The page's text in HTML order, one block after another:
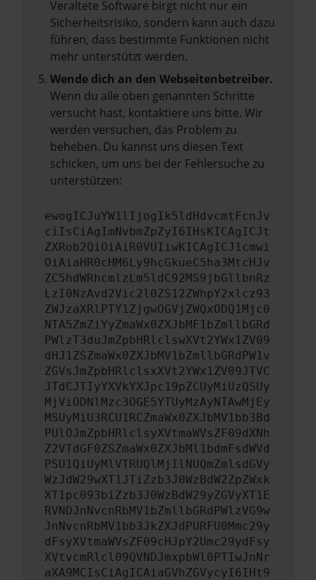
Veraltete Software birgt nicht nur ein
Sicherheitsrisiko, sondern kann auch dazu
führen, dass bestimmte Funktionen nicht
mehr unterstützt werden.
Wende dich an den Webseitenbetreiber.
Wenn du alle oben genannten Schritte
versucht hast, kontaktiere uns bitte. Wir
werden versuchen, das Problem zu
beheben. Du kannst uns diesen Text
schicken, um uns bei der Fehlersuche zu
unterstützen:
ewogICJuYW1lIjogIk5ldHdvcmtFcnJv
ciIsCiAgImNvbmZpZyI6IHsKICAgICJt
ZXRob2QiOiAiR0VUIiwKICAgICJ1cmwi
OiAiaHR0cHM6Ly9hcGkueC5ha3MtcHJv
ZC5hdWRhcmlzLm5ldC92MS9jbGllbnRz
LzI0NzAvd2Vic2l0ZS12ZWhpY2xlcz93
ZWJzaXRlPTY1ZjgwOGVjZWQxODQ1Mjc0
NTA5ZmZiYyZmaWx0ZXJbMF1bZmllbGRd
PWlzT3duJmZpbHRlclswXVt2YWx1ZV09
dHJ1ZSZmaWx0ZXJbMV1bZmllbGRdPW1v
ZGVsJmZpbHRlclsxXVt2YWx1ZV09JTVC
JTdCJTIyYXVkYXJpc19pZCUyMiUzQSUy
MjViODNlMzc3OGE5YTUyMzAyNTAwMjEy
MSUyMiU3RCU1RCZmaWx0ZXJbMV1bb3Bd
PUlOJmZpbHRlclsyXVtmaWVsZF09dXNh
Z2VTdGF0ZSZmaWx0ZXJbMl1bdmFsdWVd
PSU1QiUyMlVTRUQlMjIlNUQmZmlsdGVy
WzJdW29wXT1JTiZzb3J0WzBdW2ZpZWxk
XT1pc093biZzb3J0WzBdW29yZGVyXT1E
RVNDJnNvcnRbMV1bZmllbGRdPWlzVG9w
JnNvcnRbMV1bb3JkZXJdPURFU0Mmc29y
dFsyXVtmaWVsZF09cHJpY2Umc29ydFsy
XVtvcmRlcl09QVNDJmxpbWl0PTIwJnNr
aXA9MCIsCiAgICAiaGVhZGVycyI6IHt9